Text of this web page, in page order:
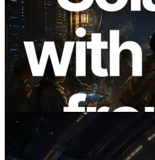
2026.08.05
ERPC erweitert Solana
um Ping-Messung aus 7
Regionen — Validators
ebenfalls gestartet
Lesen Sie diesen Artikel